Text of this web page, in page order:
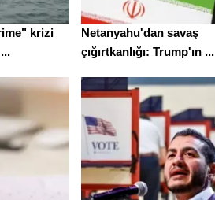
krizi
Netanyahu'dan savaş
çığırtkanlığı: Trump'ın ...